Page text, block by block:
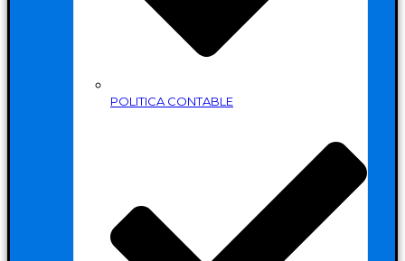
POLITICA CONTABLE